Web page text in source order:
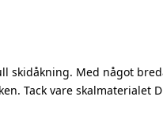
skidåkning. Med något
Tack vare skalmaterialet